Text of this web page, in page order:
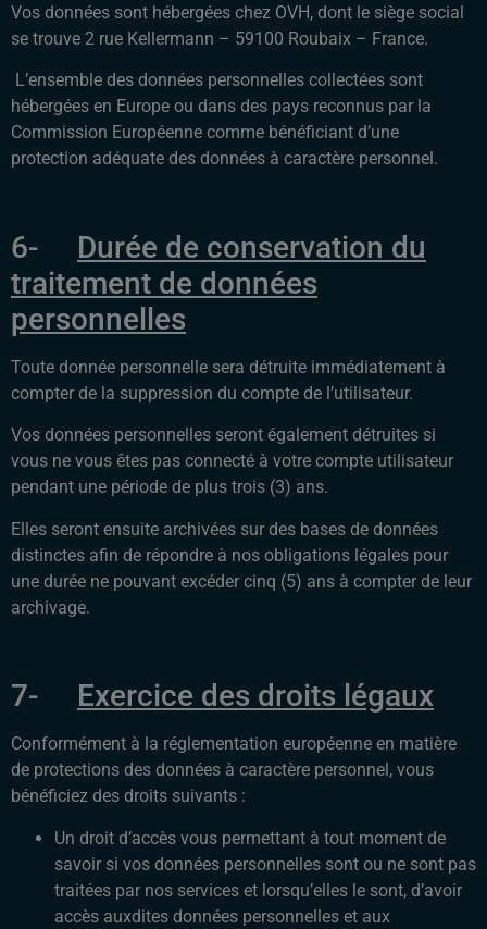
Vos données sont hébergées chez OVH, dont le siège social
se trouve 2 rue Kellermann – 59100 Roubaix – France.
L’ensemble des données personnelles collectées sont
hébergées en Europe ou dans des pays reconnus par la
Commission Européenne comme bénéficiant d’une
protection adéquate des données à caractère personnel.
6- Durée de conservation du
traitement de données
personnelles
Toute donnée personnelle sera détruite immédiatement à
compter de la suppression du compte de l’utilisateur.
Vos données personnelles seront également détruites si
vous ne vous êtes pas connecté à votre compte utilisateur
pendant une période de plus trois (3) ans.
Elles seront ensuite archivées sur des bases de données
distinctes afin de répondre à nos obligations légales pour
une durée ne pouvant excéder cinq (5) ans à compter de leur
archivage.
7- Exercice des droits légaux
Conformément à la réglementation européenne en matière
de protections des données à caractère personnel, vous
bénéficiez des droits suivants :
Un droit d’accès vous permettant à tout moment de
savoir si vos données personnelles sont ou ne sont pas
traitées par nos services et lorsqu’elles le sont, d’avoir
accès auxdites données personnelles et aux